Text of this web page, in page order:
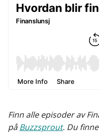
Finn alle episoder av
påBuzzsprout. Du